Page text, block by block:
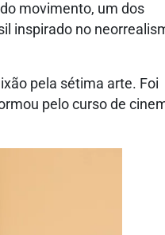
movimento, um dos
inspirado no
pela sétima arte. Foi
pelo curso de